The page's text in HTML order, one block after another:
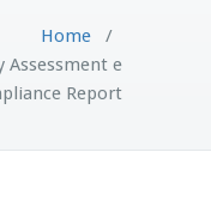
Home/
Assessment e
Report